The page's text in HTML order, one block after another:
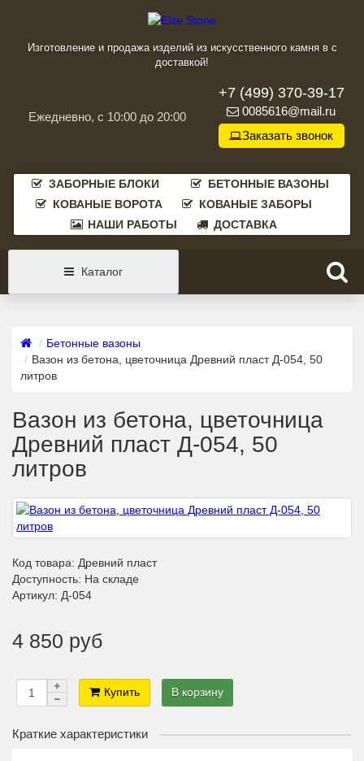
Изготовление и продажа изделий из искусственного камня в с
доставкой!
Ежедневно, с 10:00 до 20:00
+7 (499) 370-39-17
0085616@mail.ru
Заказать звонок
ЗАБОРНЫЕ БЛОКИ
БЕТОННЫЕ ВАЗОНЫ
КОВАНЫЕ ВОРОТА
КОВАНЫЕ ЗАБОРЫ
НАШИ РАБОТЫ
ДОСТАВКА
Каталог
Бетонные вазоны
Вазон из бетона, цветочница Древний пласт Д-054, 50
литров
Вазон из бетона, цветочница
Древний пласт Д-054, 50
литров
Код товара: Древний пласт
Доступность: На складе
Артикул: Д-054
4 850 руб
Купить В корзину
Краткие характеристики